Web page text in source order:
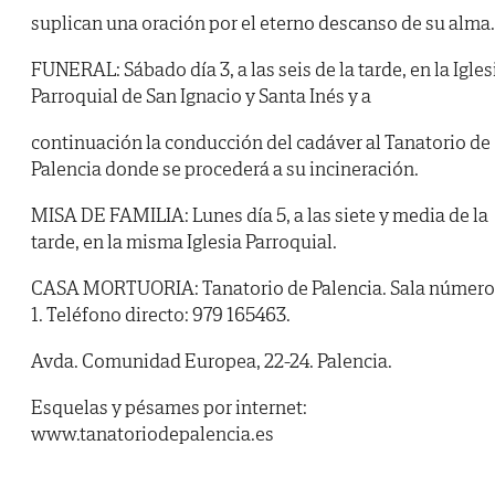
suplican una oración por el eterno descanso de su alma.
FUNERAL: Sábado día 3, a las seis de la tarde, en la
Parroquial de San Ignacio y Santa Inés y a
continuación la conducción del cadáver al Tanatorio de
Palencia donde se procederá a su incineración.
MISA DE FAMILIA: Lunes día 5, a las siete y media de la
tarde, en la misma Iglesia Parroquial.
CASA MORTUORIA: Tanatorio de Palencia. Sala número
1. Teléfono directo: 979 165463.
Avda. Comunidad Europea, 22-24. Palencia.
Esquelas y pésames por internet:
www.tanatoriodepalencia.es